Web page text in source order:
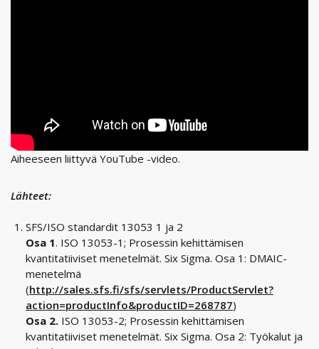
Aiheeseen liittyvä YouTube -video.
Lähteet:
SFS/ISO standardit 13053 1 ja 2
Osa 1. ISO 13053-1; Prosessin kehittämisen
kvantitatiiviset menetelmät. Six Sigma. Osa 1: DMAIC-
menetelmä
(http://sales.sfs.fi/sfs/servlets/ProductServlet?
action=productInfo&productID=268787)
Osa 2. ISO 13053-2; Prosessin kehittämisen
kvantitatiiviset menetelmät. Six Sigma. Osa 2: Työkalut ja